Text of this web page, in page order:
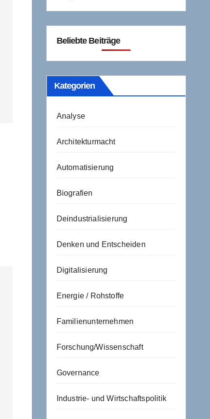
Beliebte Beiträge
Kategorien
Analyse
Architekturmacht
Automatisierung
Biografien
Deindustrialisierung
Denken und Entscheiden
Digitalisierung
Energie / Rohstoffe
Familienunternehmen
Forschung/Wissenschaft
Governance
Industrie- und Wirtschaftspolitik